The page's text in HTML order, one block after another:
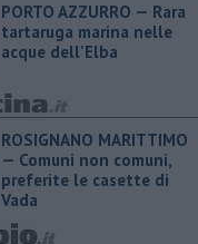
PORTO AZZURRO — Rara
tartaruga marina nelle
acque dell'Elba
ROSIGNANO MARITTIMO
— Comuni non comuni,
preferite le casette di
Vada